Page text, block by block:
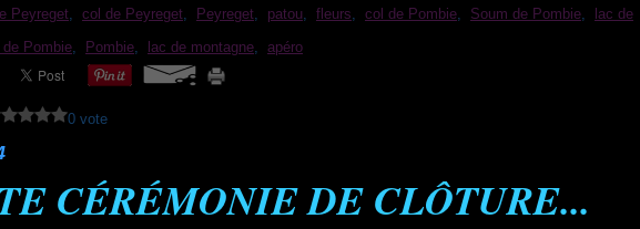
Peyreget, col de Peyreget, Peyreget, patou, fleurs, col de Pombie, Soum de Pombie,
lac de
de Pombie, Pombie, lac de montagne, apéro
0 vote
CÉRÉMONIE DE CLÔTURE...